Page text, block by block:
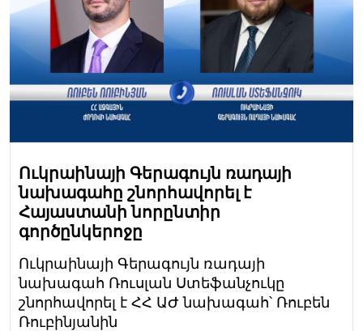
Ուկրաինայի Գերագույն ռադայի
նախագահը շնորհավորել է
Հայաստանի նորընտիր
գործընկերոջը
Ուկրաինայի Գերագույն ռադայի
նախագահ Ռուսլան Ստեֆանչուկը
շնորհավորել է ՀՀ ԱԺ նախագահ՝ Ռուբեն
Ռուբինյանին